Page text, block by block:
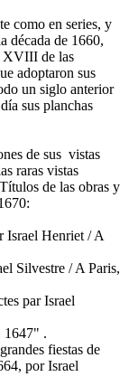
como en series, y
década de 1660,
XVIII de las
adoptaron sus
un siglo anterior
sus planchas
de sus vistas
raras vistas
de las obras y
Israel Henriet / A
Silvestre / A Paris,
par Israel
1647" .
fiestas de
por Israel